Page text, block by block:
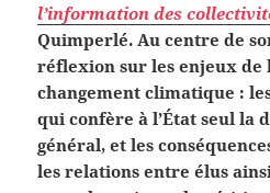
l’information des
Quimperlé. Au centre de
réflexion sur les enjeux de
changement climatique :
qui confère à l’État seul la
général, et les
les relations entre élus